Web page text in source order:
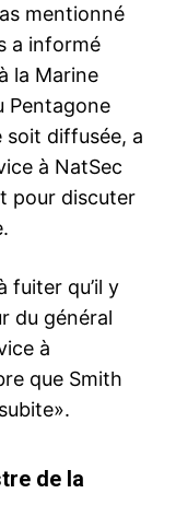
mentionné
a informé
la Marine
Pentagone
soit diffusée, a
à NatSec
pour discuter
fuiter qu’il y
du général
à
que Smith
de la